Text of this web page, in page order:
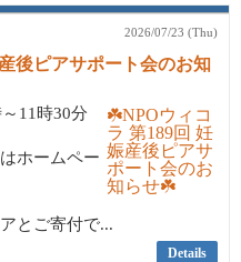
2026/07/23 (Thu)
後ピアサポート会のお知
11時30分
ホームペー
とご寄付で...
Details